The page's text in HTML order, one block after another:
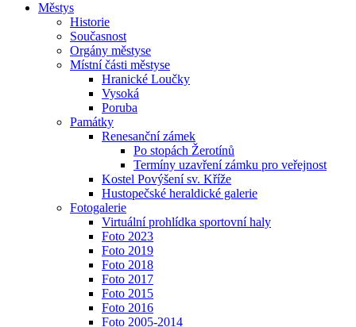
Městys
Historie
Současnost
Orgány městyse
Místní části městyse
Hranické Loučky
Vysoká
Poruba
Památky
Renesanční zámek
Po stopách Žerotínů
Termíny uzavření zámku pro veřejnost
Kostel Povýšení sv. Kříže
Hustopečské heraldické galerie
Fotogalerie
Virtuální prohlídka sportovní haly
Foto 2023
Foto 2019
Foto 2018
Foto 2017
Foto 2015
Foto 2016
Foto 2005-2014